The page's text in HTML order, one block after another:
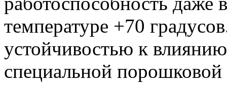
температуре +70
устойчивостью к
специальной порошковой